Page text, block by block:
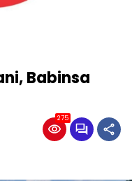
Babinsa
275